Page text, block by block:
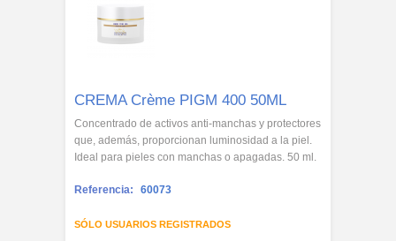
CREMA Crème PIGM 400 50ML
Concentrado de activos anti-manchas y protectores
que, además, proporcionan luminosidad a la piel.
Ideal para pieles con manchas o apagadas. 50 ml.
Referencia: 60073
SÓLO USUARIOS REGISTRADOS